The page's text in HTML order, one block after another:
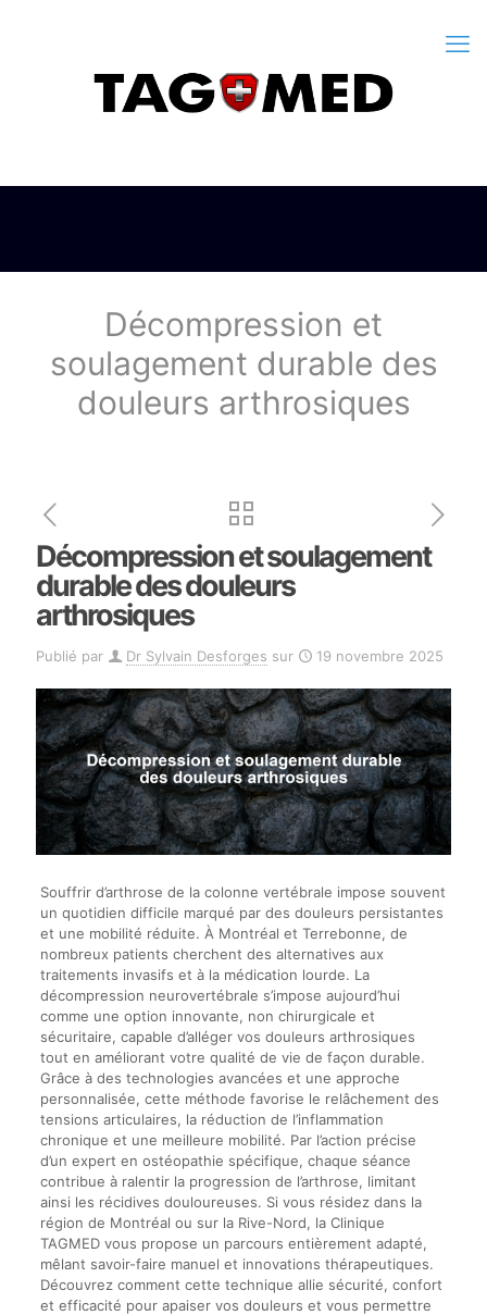
Décompression et
soulagement durable des
douleurs arthrosiques
Décompression et soulagement
durable des douleurs
arthrosiques
Publié par Dr Sylvain Desforges sur 19 novembre 2025
Souffrir d’arthrose de la colonne vertébrale impose souvent
un quotidien difficile marqué par des douleurs persistantes
et une mobilité réduite. À Montréal et Terrebonne, de
nombreux patients cherchent des alternatives aux
traitements invasifs et à la médication lourde. La
décompression neurovertébrale s’impose aujourd’hui
comme une option innovante, non chirurgicale et
sécuritaire, capable d’alléger vos douleurs arthrosiques
tout en améliorant votre qualité de vie de façon durable.
Grâce à des technologies avancées et une approche
personnalisée, cette méthode favorise le relâchement des
tensions articulaires, la réduction de l’inflammation
chronique et une meilleure mobilité. Par l’action précise
d’un expert en ostéopathie spécifique, chaque séance
contribue à ralentir la progression de l’arthrose, limitant
ainsi les récidives douloureuses. Si vous résidez dans la
région de Montréal ou sur la Rive-Nord, la Clinique
TAGMED vous propose un parcours entièrement adapté,
mêlant savoir-faire manuel et innovations thérapeutiques.
Découvrez comment cette technique allie sécurité, confort
et efficacité pour apaiser vos douleurs et vous permettre